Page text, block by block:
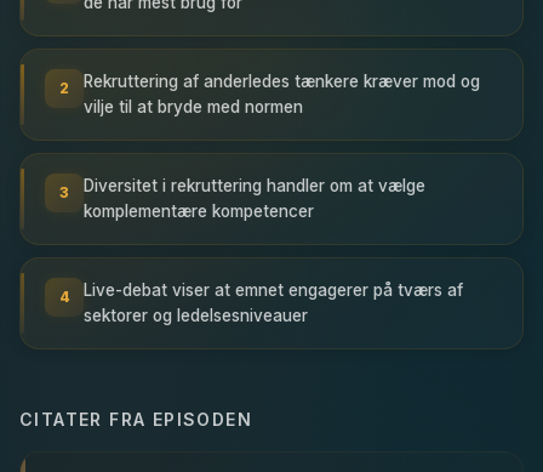
2
Rekruttering af anderledes tænkere kræver mod og
vilje til at bryde med normen
3
Diversitet i rekruttering handler om at vælge
komplementære kompetencer
4
Live-debat viser at emnet engagerer på tværs af
sektorer og ledelsesniveauer
CITATER FRA EPISODEN